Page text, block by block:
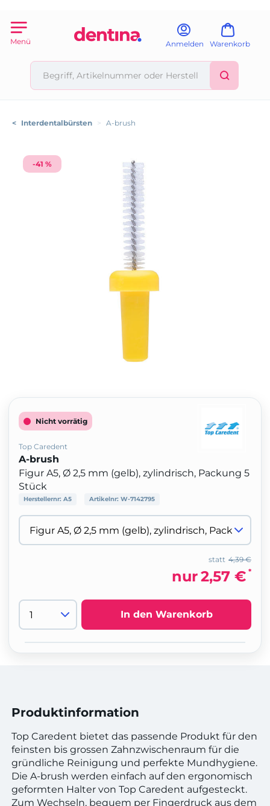
Menü Anmelden Warenkorb
< Interdentalbürsten > A-brush
-41 %
Nicht vorrätig
Top Caredent
A-brush
Figur A5, Ø 2,5 mm (gelb), zylindrisch, Packung 5
Stück
Herstellernr: A5 Artikelnr: W-7142795
4,39 €
statt
nur2,57 € *
In den Warenkorb
Produktinformation
Top Caredent bietet das passende Produkt für den
feinsten bis grossen Zahnzwischenraum für die
gründliche Reinigung und perfekte Mundhygiene.
Die A-brush werden einfach auf den ergonomisch
geformten Halter von Top Caredent aufgesteckt.
Zum Wechseln, bequem per Fingerdruck aus dem